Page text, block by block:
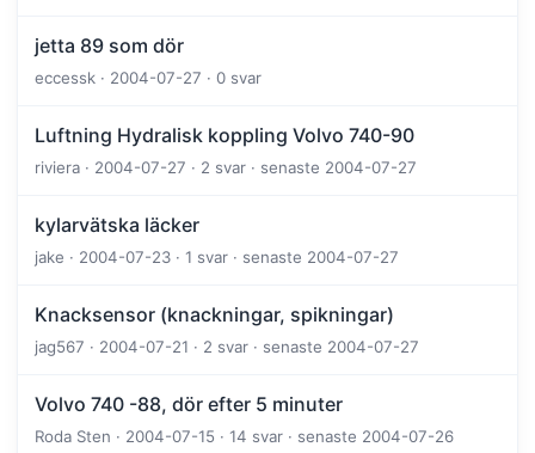
jetta 89 som dör
eccessk · 2004-07-27 · 0 svar
Luftning Hydralisk koppling Volvo 740-90
riviera · 2004-07-27 · 2 svar · senaste 2004-07-27
kylarvätska läcker
jake · 2004-07-23 · 1 svar · senaste 2004-07-27
Knacksensor (knackningar, spikningar)
jag567 · 2004-07-21 · 2 svar · senaste 2004-07-27
Volvo 740 -88, dör efter 5 minuter
Roda Sten · 2004-07-15 · 14 svar · senaste 2004-07-26